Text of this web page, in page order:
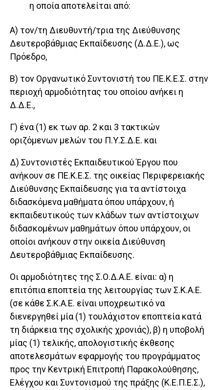
η οποία αποτελείται από:
Α) τον/τη Διευθυντή/τρια της Διεύθυνσης
Δευτεροβάθμιας Εκπαίδευσης (Δ.Δ.Ε.), ως
Πρόεδρο,
Β) τον Οργανωτικό Συντονιστή του ΠΕ.Κ.Ε.Σ. στην
περιοχή αρμοδιότητας του οποίου ανήκει η
Δ.Δ.Ε.,
Γ) ένα (1) εκ των αρ. 2 και 3 τακτικών
οριζόμενων μελών του Π.Υ.Σ.Δ.Ε. και
Δ) Συντονιστές Εκπαιδευτικού Έργου που
ανήκουν σε ΠΕ.Κ.Ε.Σ. της οικείας Περιφερειακής
Διεύθυνσης Εκπαίδευσης για τα αντίστοιχα
διδασκόμενα μαθήματα όπου υπάρχουν, ή
εκπαιδευτικούς των κλάδων των αντίστοιχων
διδασκομένων μαθημάτων όπου υπάρχουν, οι
οποίοι ανήκουν στην οικεία Διεύθυνση
Δευτεροβάθμιας Εκπαίδευσης.
Οι αρμοδιότητες της Σ.Ο.Δ.Α.Ε. είναι: α) η
επιτόπια εποπτεία της λειτουργίας των Σ.Κ.Α.Ε.
(σε κάθε Σ.Κ.Α.Ε. είναι υποχρεωτικό να
διενεργηθεί μία (1) τουλάχιστον εποπτεία κατά
τη διάρκεια της σχολικής χρονιάς), β) η υποβολή
μίας (1) τελικής, απολογιστικής έκθεσης
αποτελεσμάτων εφαρμογής του προγράμματος
προς την Κεντρική Επιτροπή Παρακολούθησης,
Ελέγχου και Συντονισμού της πράξης (Κ.Ε.Π.Ε.Σ.),